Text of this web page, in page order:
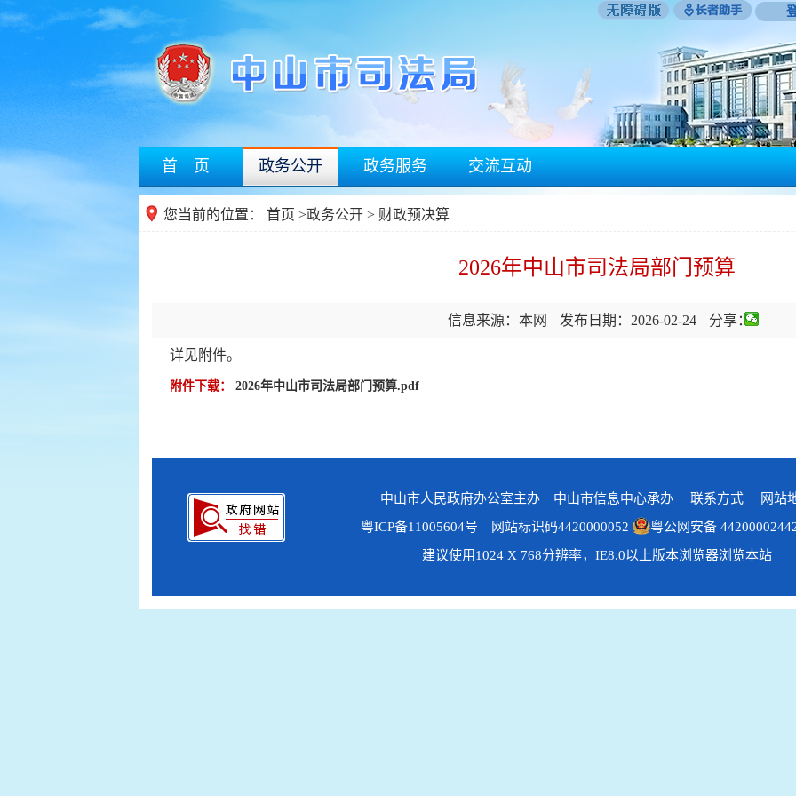
首 页 政务公开 政务服务 交流互动
您当前的位置： 首页 >政务公开 > 财政预决算
2026年中山市司法局部门预算
信息来源：本网 发布日期：2026-02-24 分享：
详见附件。
附件下载： 2026年中山市司法局部门预算.pdf
中山市人民政府办公室主办 中山市信息中心承办 联系方式
网站
粤ICP备11005604号 网站标识码4420000052
粤公网安备
建议使用1024 X 768分辨率，IE8.0以上版本浏览器浏览本站